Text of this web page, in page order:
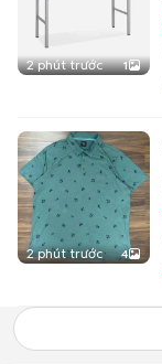
2 phút trước 1
2 phút trước 4